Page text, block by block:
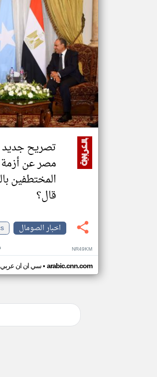
تصريح جديد
مصر عن أزمة
المختطفين
قال؟
اخبار الصومال
NR49KM
سي ان ان عربي• arabic.cnn.com